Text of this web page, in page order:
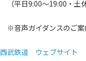
（平日9:00～19:00・土
※音声ガイダンスのご案
西武鉄道 ウェブサイト